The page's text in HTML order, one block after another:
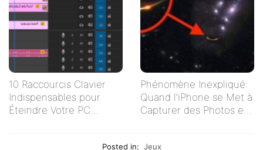
10 Raccourcis Clavier
Indispensables pour
Éteindre Votre PC
Phénomène Inexpliqué:
Quand l’iPhone se Met à
Capturer des Photos en
Posted in: Jeux